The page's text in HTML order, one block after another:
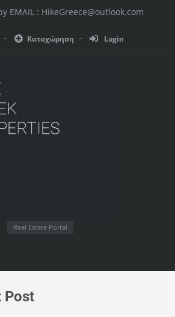
EMAIL : HikeGreece@outlook.com
Καταχώρηση Login
Real Estate Portal
Post